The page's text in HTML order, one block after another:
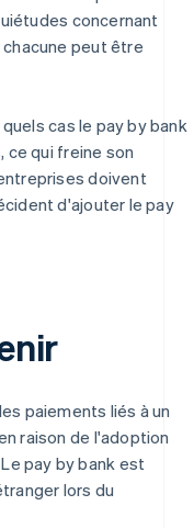
concernant
peut être
cas le pay by bank
qui freine son
doivent
d'ajouter le pay
paiements liés à un
raison de l'adoption
pay by bank est
lors du